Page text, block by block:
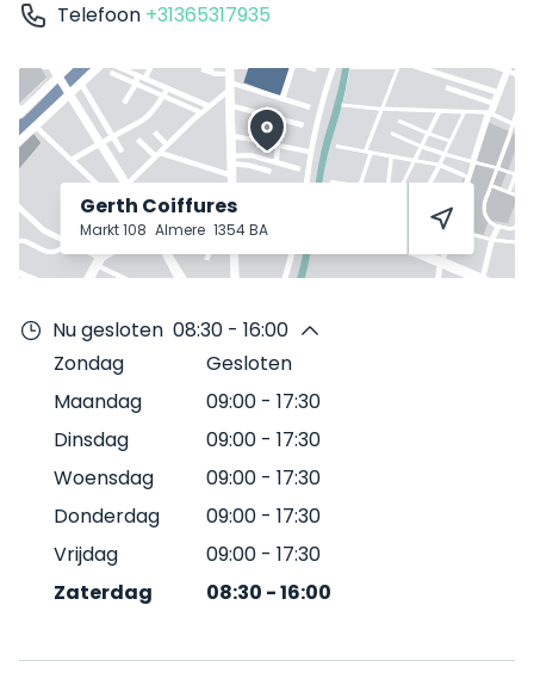
Telefoon +31365317935
Gerth Coiffures
Markt 108 Almere 1354 BA
Nu gesloten 08:30 - 16:00
Zondag
Gesloten
Maandag
09:00 - 17:30
Dinsdag
09:00 - 17:30
Woensdag
09:00 - 17:30
Donderdag
09:00 - 17:30
Vrijdag
09:00 - 17:30
Zaterdag
08:30 -16:00